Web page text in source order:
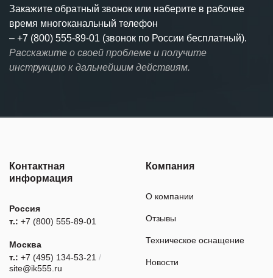
Закажите обратный звонок или наберите в рабочее
время многоканальный телефон
– +7 (800) 555-89-01 (звонок по России бесплатный).
Расскажите о своей проблеме и получите
инструкцию к дальнейшим действиям.
Контактная
информация
Россия
т.: +7 (800) 555-89-01
Москва
т.: +7 (495) 134-53-21 /
site@ik555.ru
Компания
О компании
Отзывы
Техническое оснащение
Новости